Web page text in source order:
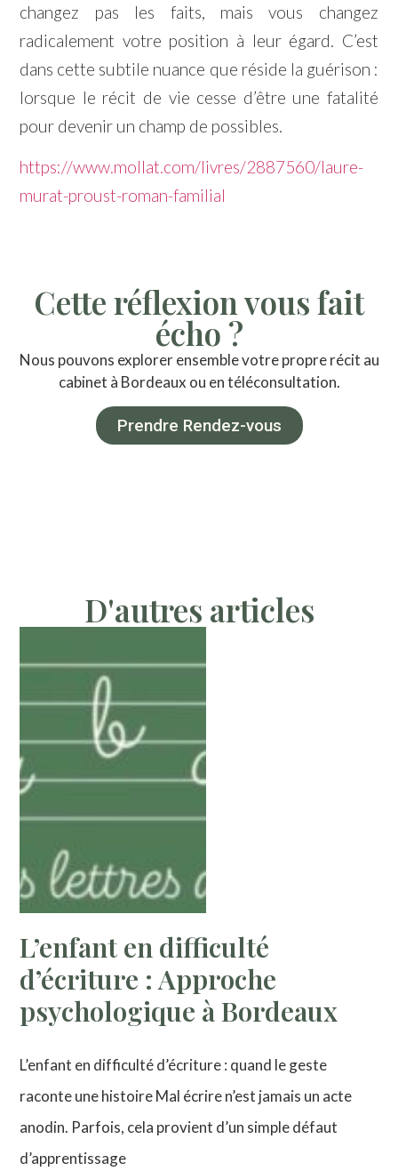
changez pas les faits, mais vous changez
radicalement votre position à leur égard. C’est
dans cette subtile nuance que réside la guérison :
lorsque le récit de vie cesse d’être une fatalité
pour devenir un champ de possibles.
https://www.mollat.com/livres/2887560/laure-
murat-proust-roman-familial
Cette réflexion vous fait
écho ?
Nous pouvons explorer ensemble votre propre récit au
cabinet à Bordeaux ou en téléconsultation.
Prendre Rendez-vous
D'autres articles
L’enfant en difficulté
d’écriture : Approche
psychologique à Bordeaux
L’enfant en difficulté d’écriture : quand le geste
raconte une histoire Mal écrire n’est jamais un acte
anodin. Parfois, cela provient d’un simple défaut
d’apprentissage